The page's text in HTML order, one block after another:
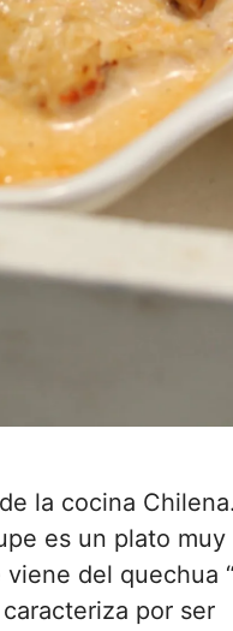
la cocina
es un plato muy
del quechua
por ser